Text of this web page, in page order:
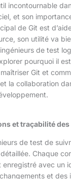
incontournable
et son
de Git est
son utilité va
de test
pourquoi il
Git et
la collaboration
et traçabilité
de test de
Chaque
avec un
et des